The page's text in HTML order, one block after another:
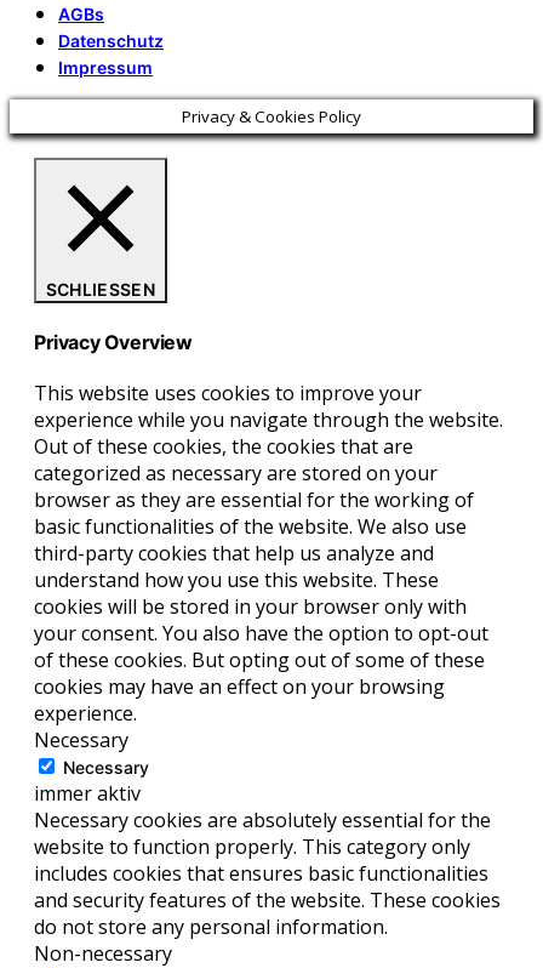
AGBs
Datenschutz
Impressum
Privacy & Cookies Policy
SCHLIESSEN
Privacy Overview
This website uses cookies to improve your
experience while you navigate through the website.
Out of these cookies, the cookies that are
categorized as necessary are stored on your
browser as they are essential for the working of
basic functionalities of the website. We also use
third-party cookies that help us analyze and
understand how you use this website. These
cookies will be stored in your browser only with
your consent. You also have the option to opt-out
of these cookies. But opting out of some of these
cookies may have an effect on your browsing
experience.
Necessary
Necessary
immer aktiv
Necessary cookies are absolutely essential for the
website to function properly. This category only
includes cookies that ensures basic functionalities
and security features of the website. These cookies
do not store any personal information.
Non-necessary